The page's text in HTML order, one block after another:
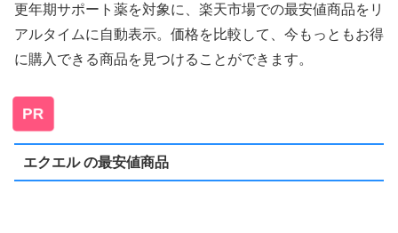
更年期サポート薬を対象に、楽天市場での最安値商品をリ
アルタイムに自動表示。価格を比較して、今もっともお得
に購入できる商品を見つけることができます。
PR
エクエル の最安値商品